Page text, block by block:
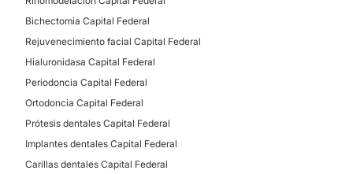
Bichectomia Capital Federal
Rejuvenecimiento facial Capital Federal
Hialuronidasa Capital Federal
Periodoncia Capital Federal
Ortodoncia Capital Federal
Prótesis dentales Capital Federal
Implantes dentales Capital Federal
Carillas dentales Capital Federal